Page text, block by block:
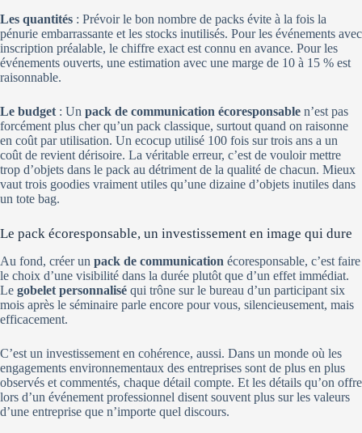
Les quantités : Prévoir le bon nombre de packs évite à la fois la
pénurie embarrassante et les stocks inutilisés. Pour les événements avec
inscription préalable, le chiffre exact est connu en avance. Pour les
événements ouverts, une estimation avec une marge de 10 à 15 % est
raisonnable.
Le budget : Un pack de communication écoresponsable n’est pas
forcément plus cher qu’un pack classique, surtout quand on raisonne
en coût par utilisation. Un ecocup utilisé 100 fois sur trois ans a un
coût de revient dérisoire. La véritable erreur, c’est de vouloir mettre
trop d’objets dans le pack au détriment de la qualité de chacun. Mieux
vaut trois goodies vraiment utiles qu’une dizaine d’objets inutiles dans
un tote bag.
Le pack écoresponsable, un investissement en image qui dure
Au fond, créer un pack de communication écoresponsable, c’est faire
le choix d’une visibilité dans la durée plutôt que d’un effet immédiat.
Le gobelet personnalisé qui trône sur le bureau d’un participant six
mois après le séminaire parle encore pour vous, silencieusement, mais
efficacement.
C’est un investissement en cohérence, aussi. Dans un monde où les
engagements environnementaux des entreprises sont de plus en plus
observés et commentés, chaque détail compte. Et les détails qu’on offre
lors d’un événement professionnel disent souvent plus sur les valeurs
d’une entreprise que n’importe quel discours.